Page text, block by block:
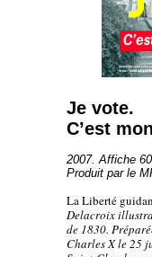
Je vote.
C’est
2007. Affiche
Produit par le
La Liberté
Delacroix
de 1830.
Charles X le 25